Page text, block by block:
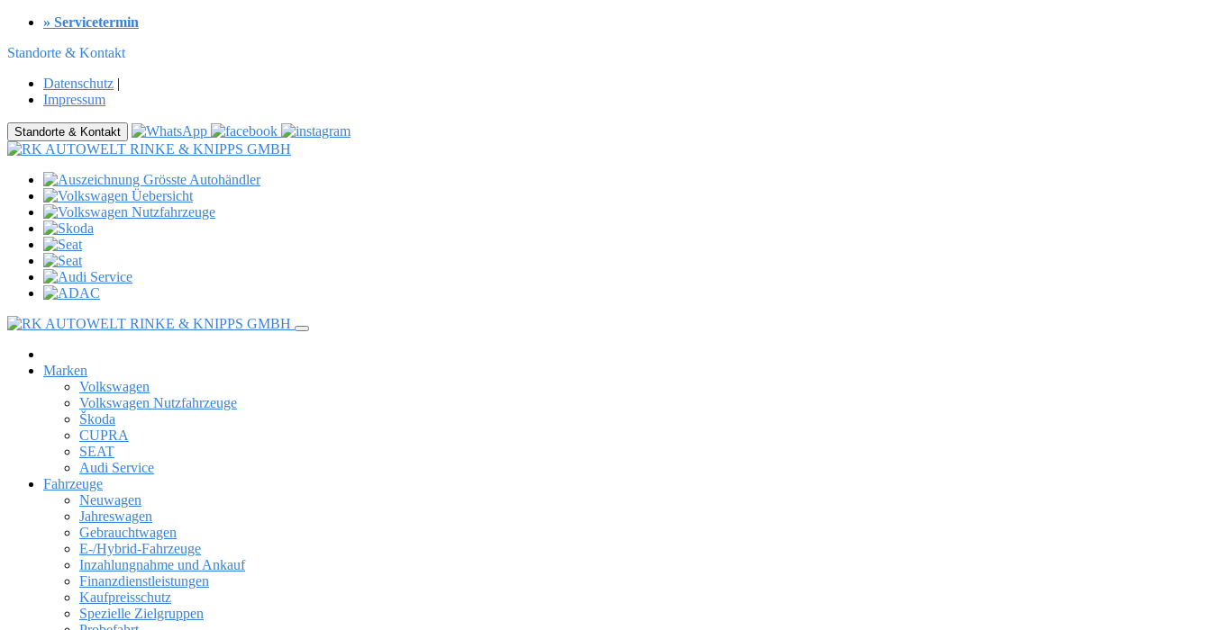
» Servicetermin
Standorte & Kontakt
Datenschutz |
Impressum
Standorte & Kontakt
Marken
Volkswagen
Volkswagen Nutzfahrzeuge
Škoda
CUPRA
SEAT
Audi Service
Fahrzeuge
Neuwagen
Jahreswagen
Gebrauchtwagen
E-/Hybrid-Fahrzeuge
Inzahlungnahme und Ankauf
Finanzdienstleistungen
Kaufpreisschutz
Spezielle Zielgruppen